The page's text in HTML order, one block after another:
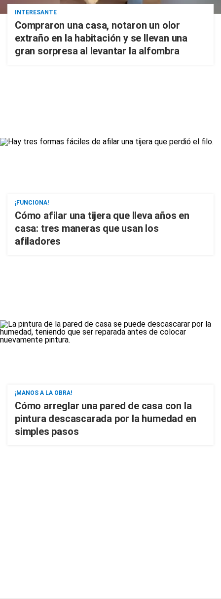
INTERESANTE
Compraron una casa, notaron un olor
extraño en la habitación y se llevan una
gran sorpresa al levantar la alfombra
¡FUNCIONA!
Cómo afilar una tijera que lleva años en
casa: tres maneras que usan los
afiladores
¡MANOS A LA OBRA!
Cómo arreglar una pared de casa con la
pintura descascarada por la humedad en
simples pasos